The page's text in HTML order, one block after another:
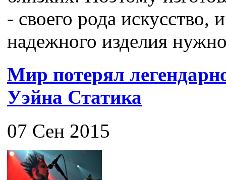
- своего рода искусство,
надежного изделия
Мир потерял
Уэйна Статика
07 Сен 2015